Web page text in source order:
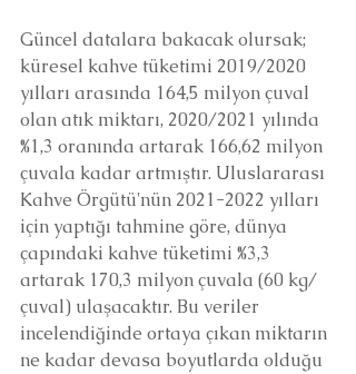
Güncel datalara bakacak olursak;
küresel kahve tüketimi 2019/2020
yılları arasında 164,5 milyon çuval
olan atık miktarı, 2020/2021 yılında
%1,3 oranında artarak 166,62 milyon
çuvala kadar artmıştır. Uluslararası
Kahve Örgütü'nün 2021-2022 yılları
için yaptığı tahmine göre, dünya
çapındaki kahve tüketimi %3,3
artarak 170,3 milyon çuvala (60 kg/
çuval) ulaşacaktır. Bu veriler
incelendiğinde ortaya çıkan miktarın
ne kadar devasa boyutlarda olduğu